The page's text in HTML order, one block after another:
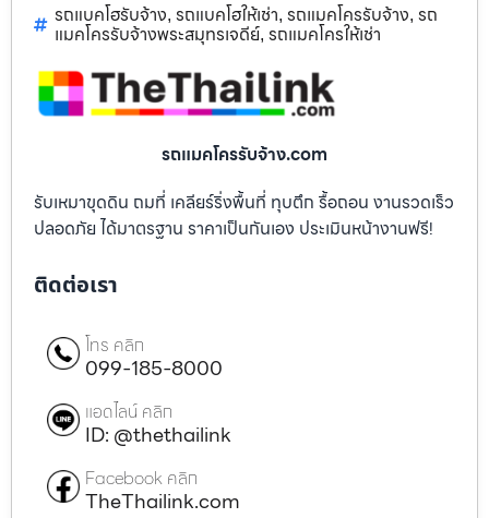
รถแบคโฮรับจ้าง, รถแบคโฮให้เช่า, รถแมคโครรับจ้าง, รถ
แมคโครรับจ้างพระสมุทรเจดีย์, รถแมคโครให้เช่า
รถแมคโครรับจ้าง.com
รับเหมาขุดดิน ถมที่ เคลียร์ริ่งพื้นที่ ทุบตึก รื้อถอน งานรวดเร็ว
ปลอดภัย ได้มาตรฐาน ราคาเป็นกันเอง ประเมินหน้างานฟรี!
ติดต่อเรา
โทร คลิก
099-185-8000
แอดไลน์ คลิก
ID: @thethailink
Facebook คลิก
TheThailink.com